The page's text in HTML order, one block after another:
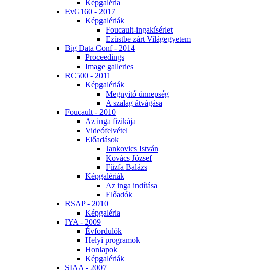
Kép­ga­lé­ria
EvG160 - 2017
Kép­ga­lé­ri­ák
Fo­u­ca­ult-in­ga­kí­sér­let
Ezüst­be zárt Vi­lág­egye­tem
Big Da­ta Conf - 2014
Pro­ce­e­dings
Image gal­le­ri­es
RC500 - 2011
Kép­ga­lé­ri­ák
Meg­nyi­tó ün­nep­ség
A sza­lag át­vá­gá­sa
Fo­u­ca­ult - 2010
Az in­ga fi­zi­ká­ja
Vi­de­ó­fel­vé­tel
Elő­adá­sok
Jan­ko­vics Ist­ván
Ko­vács Jó­zsef
Fűz­fa Ba­lázs
Kép­ga­lé­ri­ák
Az in­ga in­dí­tá­sa
Elő­adók
RSAP - 2010
Kép­ga­lé­ria
IYA - 2009
Év­for­du­lók
He­lyi prog­ra­mok
Hon­la­pok
Kép­ga­lé­ri­ák
SI­AA - 2007